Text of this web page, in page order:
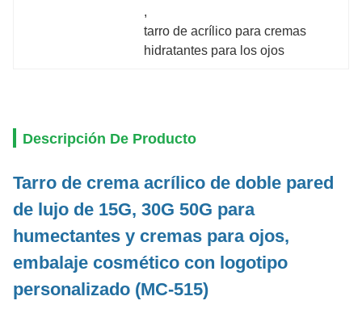
,
tarro de acrílico para cremas
hidratantes para los ojos
Descripción De Producto
Tarro de crema acrílico de doble pared
de lujo de 15G, 30G 50G para
humectantes y cremas para ojos,
embalaje cosmético con logotipo
personalizado (MC-515)